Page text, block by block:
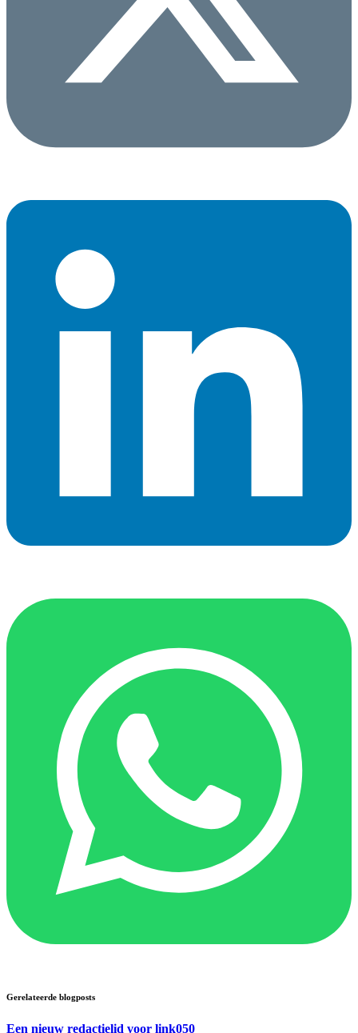
Gerelateerde blogposts
Een nieuw redactielid voor link050